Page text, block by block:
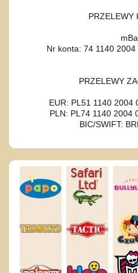
PRZELEWY
Nr konta: 74 1140
PRZELEWY
EUR: PL51 1140 2004
PLN: PL74 1140 2004
BIC/SWIFT: